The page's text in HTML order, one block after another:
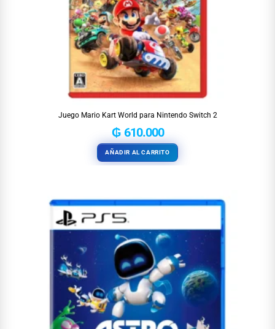
Juego Mario Kart World para Nintendo Switch 2
₲610.000
AÑADIR AL CARRITO